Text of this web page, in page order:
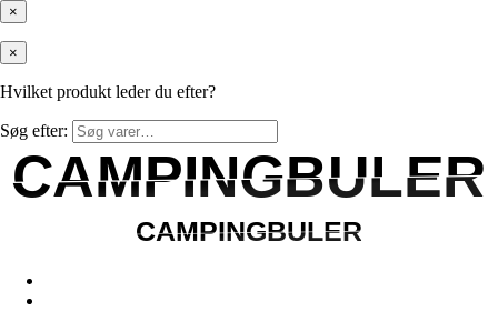
×
×
Hvilket produkt leder du efter?
Søg efter:
CAMPINGBULER
CAMPINGBULER
CAMPINGBULER
CAMPINGBULER